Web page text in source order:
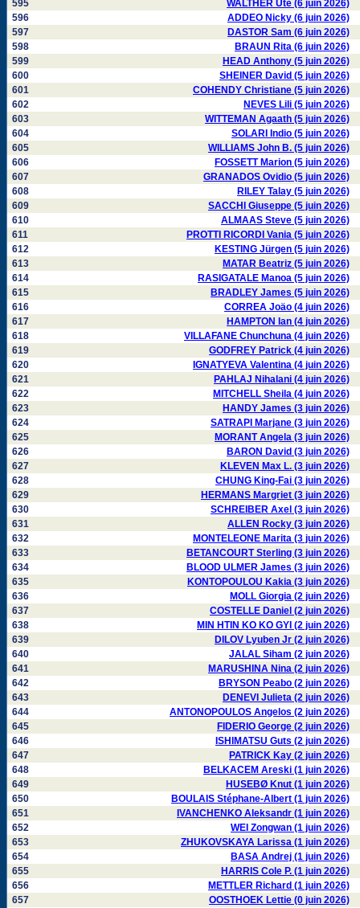
595
WALTHER Ute (6 juin 2026)
596
ADDEO Nicky (6 juin 2026)
597
DASTOR Sam (6 juin 2026)
598
BRAUN Rita (6 juin 2026)
599
HEAD Anthony (5 juin 2026)
600
SHEINER David (5 juin 2026)
601
COHENDY Christiane (5 juin 2026)
602
NEVES Lili (5 juin 2026)
603
WITTEMAN Agaath (5 juin 2026)
604
SOLARI Indio (5 juin 2026)
605
WILLIAMS John B. (5 juin 2026)
606
FOSSETT Marion (5 juin 2026)
607
GRANADOS Ovidio (5 juin 2026)
608
RILEY Talay (5 juin 2026)
609
SACCHI Giuseppe (5 juin 2026)
610
ALMAAS Steve (5 juin 2026)
611
PROTTI RICORDI Vania (5 juin 2026)
612
KESTING Jürgen (5 juin 2026)
613
MATAR Beatriz (5 juin 2026)
614
RASIGATALE Manoa (5 juin 2026)
615
BRADLEY James (5 juin 2026)
616
CORREA Joäo (4 juin 2026)
617
HAMPTON Ian (4 juin 2026)
618
VILLAFANE Chunchuna (4 juin 2026)
619
GODFREY Patrick (4 juin 2026)
620
IGNATYEVA Valentina (4 juin 2026)
621
PAHLAJ Nihalani (4 juin 2026)
622
MITCHELL Sheila (4 juin 2026)
623
HANDY James (3 juin 2026)
624
SATRAPI Marjane (3 juin 2026)
625
MORANT Angela (3 juin 2026)
626
BARON David (3 juin 2026)
627
KLEVEN Max L. (3 juin 2026)
628
CHUNG King-Fai (3 juin 2026)
629
HERMANS Margriet (3 juin 2026)
630
SCHREIBER Axel (3 juin 2026)
631
ALLEN Rocky (3 juin 2026)
632
MONTELEONE Marita (3 juin 2026)
633
BETANCOURT Sterling (3 juin 2026)
634
BLOOD ULMER James (3 juin 2026)
635
KONTOPOULOU Kakia (3 juin 2026)
636
MOLL Giorgia (2 juin 2026)
637
COSTELLE Daniel (2 juin 2026)
638
MIN HTIN KO KO GYI (2 juin 2026)
639
DILOV Lyuben Jr (2 juin 2026)
640
JALAL Siham (2 juin 2026)
641
MARUSHINA Nina (2 juin 2026)
642
BRYSON Peabo (2 juin 2026)
643
DENEVI Julieta (2 juin 2026)
644
ANTONOPOULOS Angelos (2 juin 2026)
645
FIDERIO George (2 juin 2026)
646
ISHIMATSU Guts (2 juin 2026)
647
PATRICK Kay (2 juin 2026)
648
BELKACEM Areski (1 juin 2026)
649
HUSEBØ Knut (1 juin 2026)
650
BOULAIS Stéphane-Albert (1 juin 2026)
651
IVANCHENKO Aleksandr (1 juin 2026)
652
WEI Zongwan (1 juin 2026)
653
ZHUKOVSKAYA Larissa (1 juin 2026)
654
BASA Andrej (1 juin 2026)
655
HARRIS Cole P. (1 juin 2026)
656
METTLER Richard (1 juin 2026)
657
OOSTHOEK Lettie (0 juin 2026)